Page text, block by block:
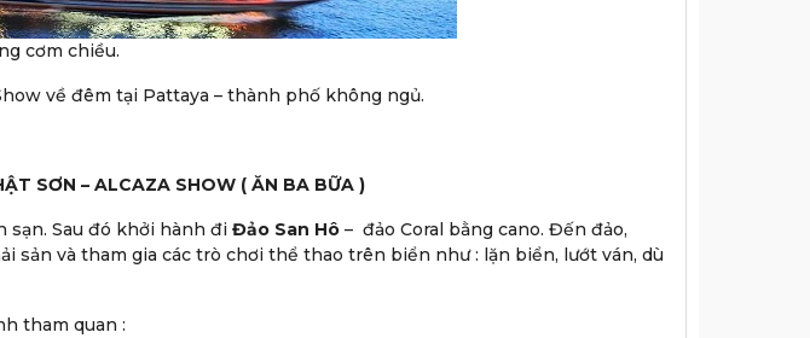
cơm chiều.
về đêm tại Pattaya – thành phố không ngủ.
SƠN – ALCAZA SHOW ( ĂN BA BỮA )
Sau đó khởi hành đi Đảo San Hô– đảo Coral bằng cano. Đến đảo,
sản và tham gia các trò chơi thể thao trên biển như : lặn biển, lướt ván, dù
tham quan :